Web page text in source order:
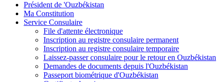
Président de 'Ouzbékistan
Ma Constitution
Service Consulaire
File d'attente électronique
Inscription au registre consulaire permanent
Inscription au registre consulaire temporaire
Laissez-passer consulaire pour le retour en Ouzbékistan
Demandes de documents depuis l'Ouzbékistan
Passeport biométrique d'Ouzbékistan